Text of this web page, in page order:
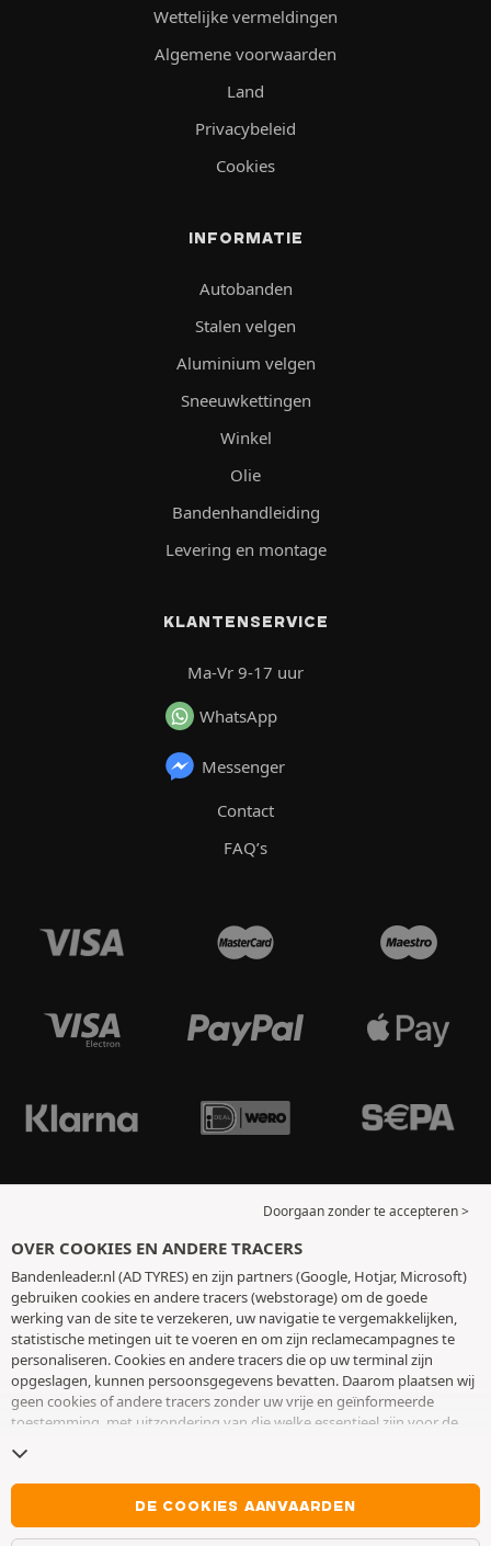
Wettelijke vermeldingen
Algemene voorwaarden
Land
Privacybeleid
Cookies
INFORMATIE
Autobanden
Stalen velgen
Aluminium velgen
Sneeuwkettingen
Winkel
Olie
Bandenhandleiding
Levering en montage
KLANTENSERVICE
Ma-Vr 9-17 uur
WhatsApp
Messenger
Contact
FAQ’s
Doorgaan zonder te accepteren >
OVER COOKIES EN ANDERE TRACERS
Bandenleader.nl (AD TYRES) en zijn partners (Google, Hotjar, Microsoft)
gebruiken cookies en andere tracers (webstorage) om de goede
werking van de site te verzekeren, uw navigatie te vergemakkelijken,
statistische metingen uit te voeren en om zijn reclamecampagnes te
personaliseren. Cookies en andere tracers die op uw terminal zijn
opgeslagen, kunnen persoonsgegevens bevatten. Daarom plaatsen wij
geen cookies of andere tracers zonder uw vrije en geïnformeerde
toestemming, met uitzondering van die welke essentieel zijn voor de
toestemming op elk moment intrekken door naar de pagina over
cookies en andere tracerste gaan. U kunt ervoor kiezen om verder te
surfen zonder het deponeren van cookies of andere tracers te
aanvaarden. Weigering verhindert de toegang tot diensten niet AD
DE COOKIES AANVAARDEN